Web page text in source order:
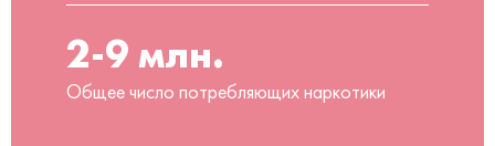
2-9 млн.
Общее число потребляющих наркотики